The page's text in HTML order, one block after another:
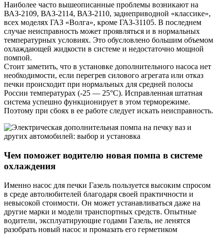
Наиболее часто вышеописанные проблемы возникают на
ВАЗ-2109, ВАЗ-2114, ВАЗ-2110, заднеприводной «классике»,
всех моделях ГАЗ «Волга», кроме ГАЗ-31105. В последнем
случае неисправность может проявляться и в нормальных
температурных условиях. Это обусловлено большим объемом
охлаждающей жидкости в системе и недостаточно мощной
помпой.
Стоит заметить, что в установке дополнительного насоса нет
необходимости, если перегрев силового агрегата или отказ
печки происходит при нормальных для средней полосы
России температурах (-25 — 25°С). Исправленная штатная
система успешно функционирует в этом терморежиме.
Поэтому при сбоях в ее работе следует искать неисправность.
Чем поможет водителю новая помпа в системе
охлаждения
Именно насос для печки Газель пользуется высоким спросом
в среде автолюбителей благодаря своей практичности и
невысокой стоимости. Он может устанавливаться даже на
другие марки и модели транспортных средств. Опытные
водители, эксплуатирующие годами Газель, не ленятся
разобрать новый насос и промазать его герметиком